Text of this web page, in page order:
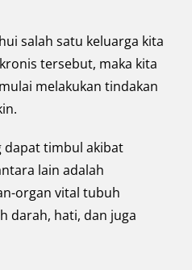
salah satu keluarga kita
tersebut, maka kita
melakukan tindakan
dapat timbul akibat
lain adalah
organ vital tubuh
darah, hati, dan juga